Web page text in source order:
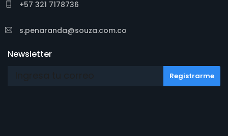
+57 321 7178736
s.penaranda@souza.com.co
Newsletter